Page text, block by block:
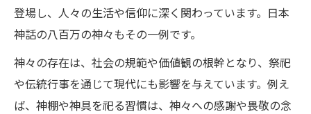
登場し、人々の生活や信仰に深く関わっています。日本
神話の八百万の神々もその一例です。
神々の存在は、社会の規範や価値観の根幹となり、祭祀
や伝統行事を通じて現代にも影響を与えています。例え
ば、神棚や神具を祀る習慣は、神々への感謝や畏敬の念